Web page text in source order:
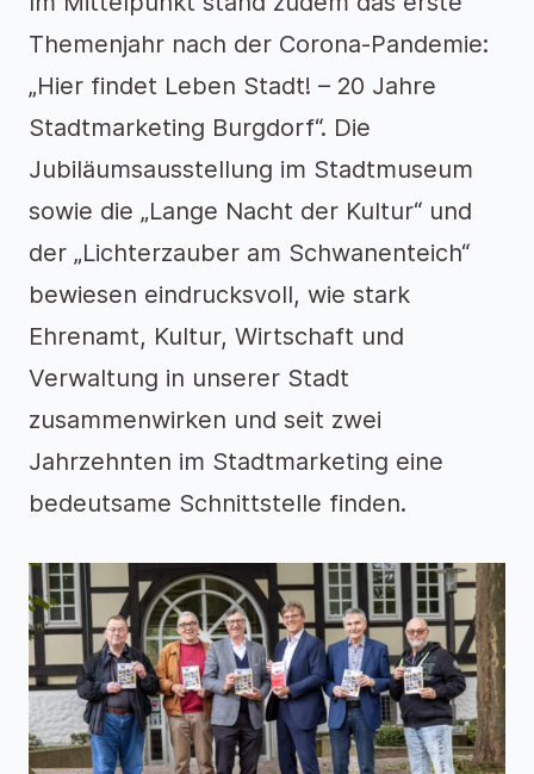
Themenjahr nach der Corona-Pandemie:
„Hier findet Leben Stadt! – 20 Jahre
Stadtmarketing Burgdorf“. Die
Jubiläumsausstellung im Stadtmuseum
sowie die „Lange Nacht der Kultur“ und
der „Lichterzauber am Schwanenteich“
bewiesen eindrucksvoll, wie stark
Ehrenamt, Kultur, Wirtschaft und
Verwaltung in unserer Stadt
zusammenwirken und seit zwei
Jahrzehnten im Stadtmarketing eine
bedeutsame Schnittstelle finden.